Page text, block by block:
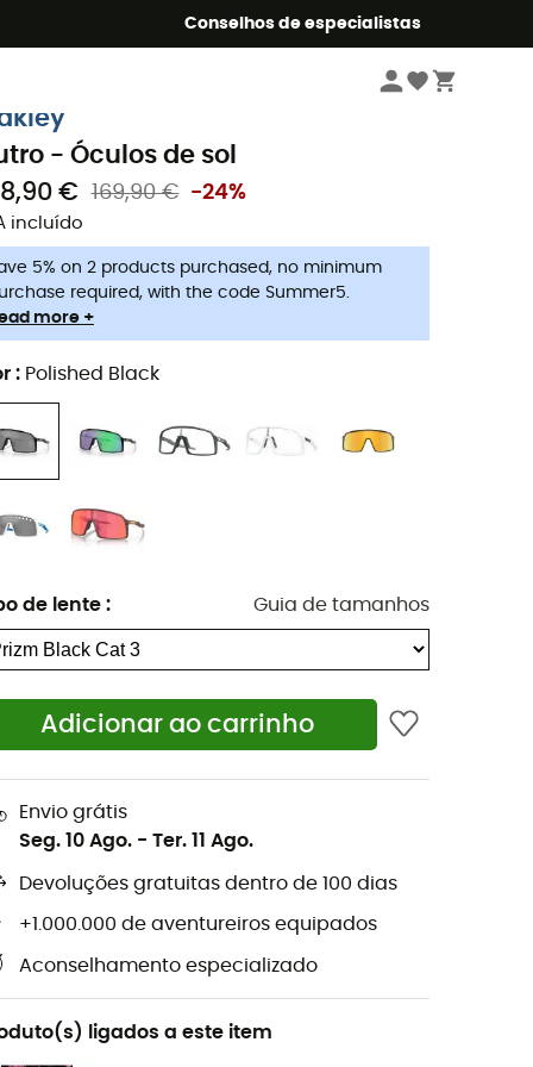
Conselhos de especialistas
- Óculos de sol
€
169,90 € -24%
incluído
5% on 2 products purchased, no minimum
required, with the code Summer5.
more +
: Polished Black
de lente : Guia de tamanhos
Adicionar ao carrinho
Envio grátis
Seg. 10 Ago. - Ter. 11 Ago.
Devoluções gratuitas dentro de 100 dias
+1.000.000 de aventureiros equipados
Aconselhamento especializado
ligados a este item